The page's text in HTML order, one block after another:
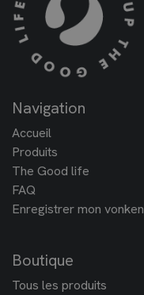
Navigation
Accueil
Produits
The Good life
FAQ
Enregistrer mon vonken
Boutique
Tous les produits